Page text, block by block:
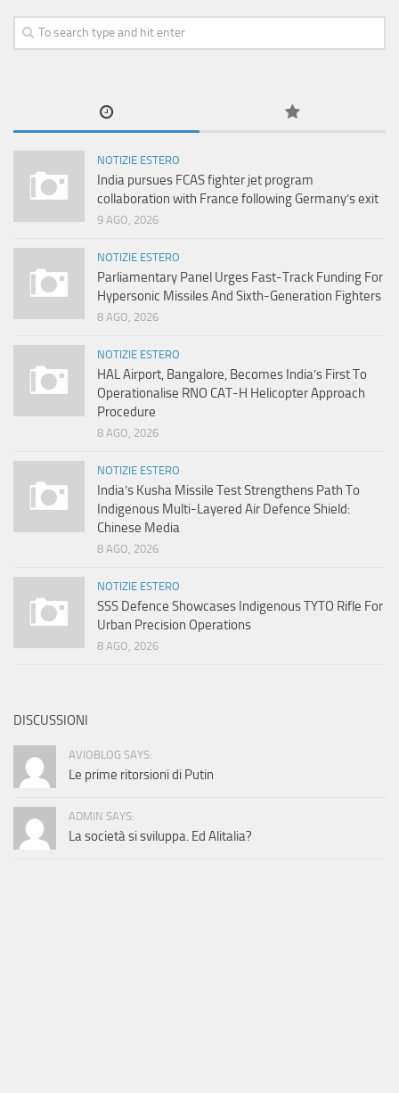
NOTIZIE ESTERO
India pursues FCAS fighter jet program
collaboration with France following Germany’s exit
9 AGO, 2026
NOTIZIE ESTERO
Parliamentary Panel Urges Fast-Track Funding For
Hypersonic Missiles And Sixth-Generation Fighters
8 AGO, 2026
NOTIZIE ESTERO
HAL Airport, Bangalore, Becomes India’s First To
Operationalise RNO CAT-H Helicopter Approach
Procedure
8 AGO, 2026
NOTIZIE ESTERO
India’s Kusha Missile Test Strengthens Path To
Indigenous Multi-Layered Air Defence Shield:
Chinese Media
8 AGO, 2026
NOTIZIE ESTERO
SSS Defence Showcases Indigenous TYTO Rifle For
Urban Precision Operations
8 AGO, 2026
DISCUSSIONI
AVIOBLOG SAYS:
Le prime ritorsioni di Putin
ADMIN SAYS:
La società si sviluppa. Ed Alitalia?